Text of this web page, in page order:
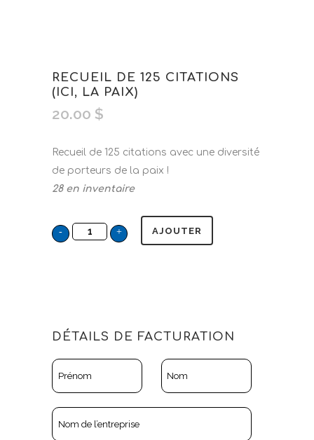
RECUEIL DE 125 CITATIONS
(ICI, LA PAIX)
20.00 $
Recueil de 125 citations avec une diversité
de porteurs de la paix !
28 en inventaire
AJOUTER
DÉTAILS DE FACTURATION